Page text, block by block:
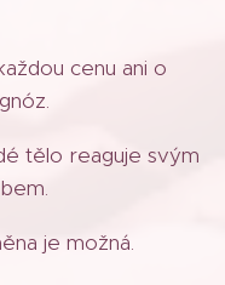
cenu ani o
tělo reaguje svým
je možná.